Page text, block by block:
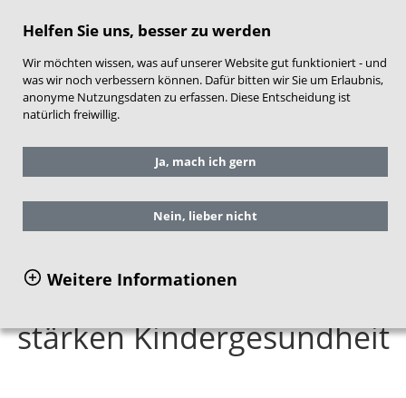
Helfen Sie uns, besser zu werden
Wir möchten wissen, was auf unserer Website gut funktioniert - und
was wir noch verbessern können. Dafür bitten wir Sie um Erlaubnis,
anonyme Nutzungsdaten zu erfassen. Diese Entscheidung ist
natürlich freiwillig.
Ja, mach ich gern
Nein, lieber nicht
Weitere Informationen
Sie befinden sich hier: Service
Aktuelles
Frühe Hilfen aktuell
Im Gespräch
stärken Kindergesundheit